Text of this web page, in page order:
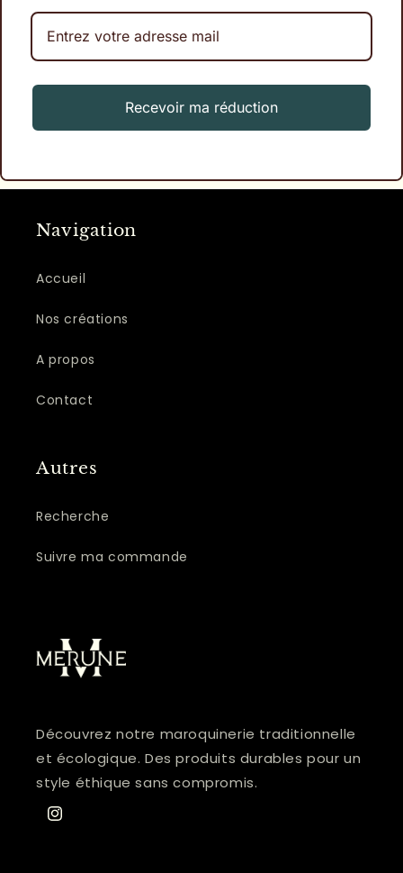
Recevoir ma réduction
Navigation
Accueil
Nos créations
A propos
Contact
Autres
Recherche
Suivre ma commande
Découvrez notre maroquinerie traditionnelle
et écologique. Des produits durables pour un
style éthique sans compromis.
Instagram